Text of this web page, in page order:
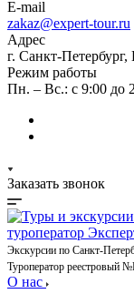
E-mail
zakaz@expert-tour.ru
Адрес
г. Санкт-
Режим работы
Пн. – Вс.: с 9:00 до
Заказать звонок
Экскурсии по Санкт-
Туроператор реестровый
О нас